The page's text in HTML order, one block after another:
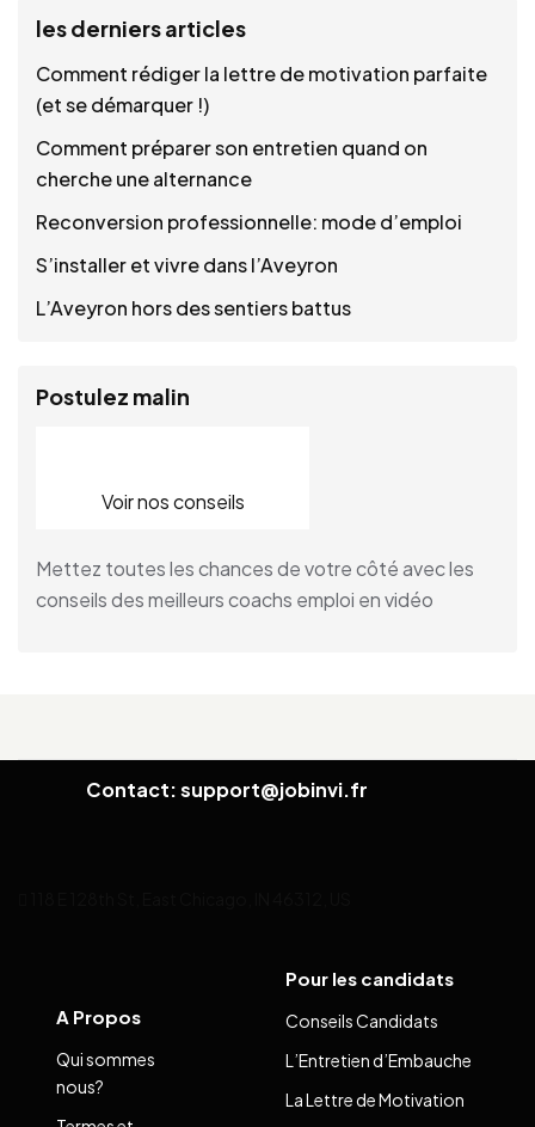
les derniers articles
Comment rédiger la lettre de motivation parfaite
(et se démarquer !)
Comment préparer son entretien quand on
cherche une alternance
Reconversion professionnelle: mode d’emploi
S’installer et vivre dans l’Aveyron
L’Aveyron hors des sentiers battus
Postulez malin
Voir nos conseils
Mettez toutes les chances de votre côté avec les
conseils des meilleurs coachs emploi en vidéo
Contact: support@jobinvi.fr
A Propos
Qui sommes
nous?
Pour les candidats
Conseils Candidats
L’Entretien d’Embauche
La Lettre de Motivation